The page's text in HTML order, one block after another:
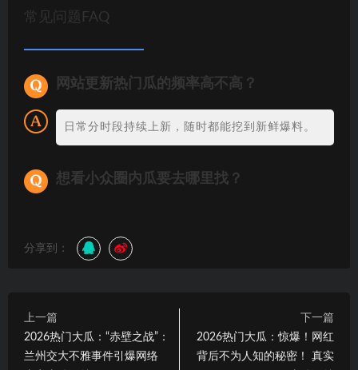
常见问题FAQ
网站更新热门瓜的频率高不高？
日常分时段持续上新，随时都能挖到新鲜爆料。
想看小众圈内瓜要去哪里找？
分享到：
上一篇
2026热门大瓜：“赤壁之战”：
兰州交大不雅事件引爆网络
下一篇
2026热门大瓜：惊爆！网红
背后不为人知的秘密！ 真实